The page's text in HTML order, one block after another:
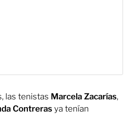
las tenistas Marcela Zacarías,
Contreras ya tenían